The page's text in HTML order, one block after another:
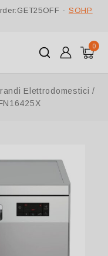
- SOHP
0
Elettrodomestici /